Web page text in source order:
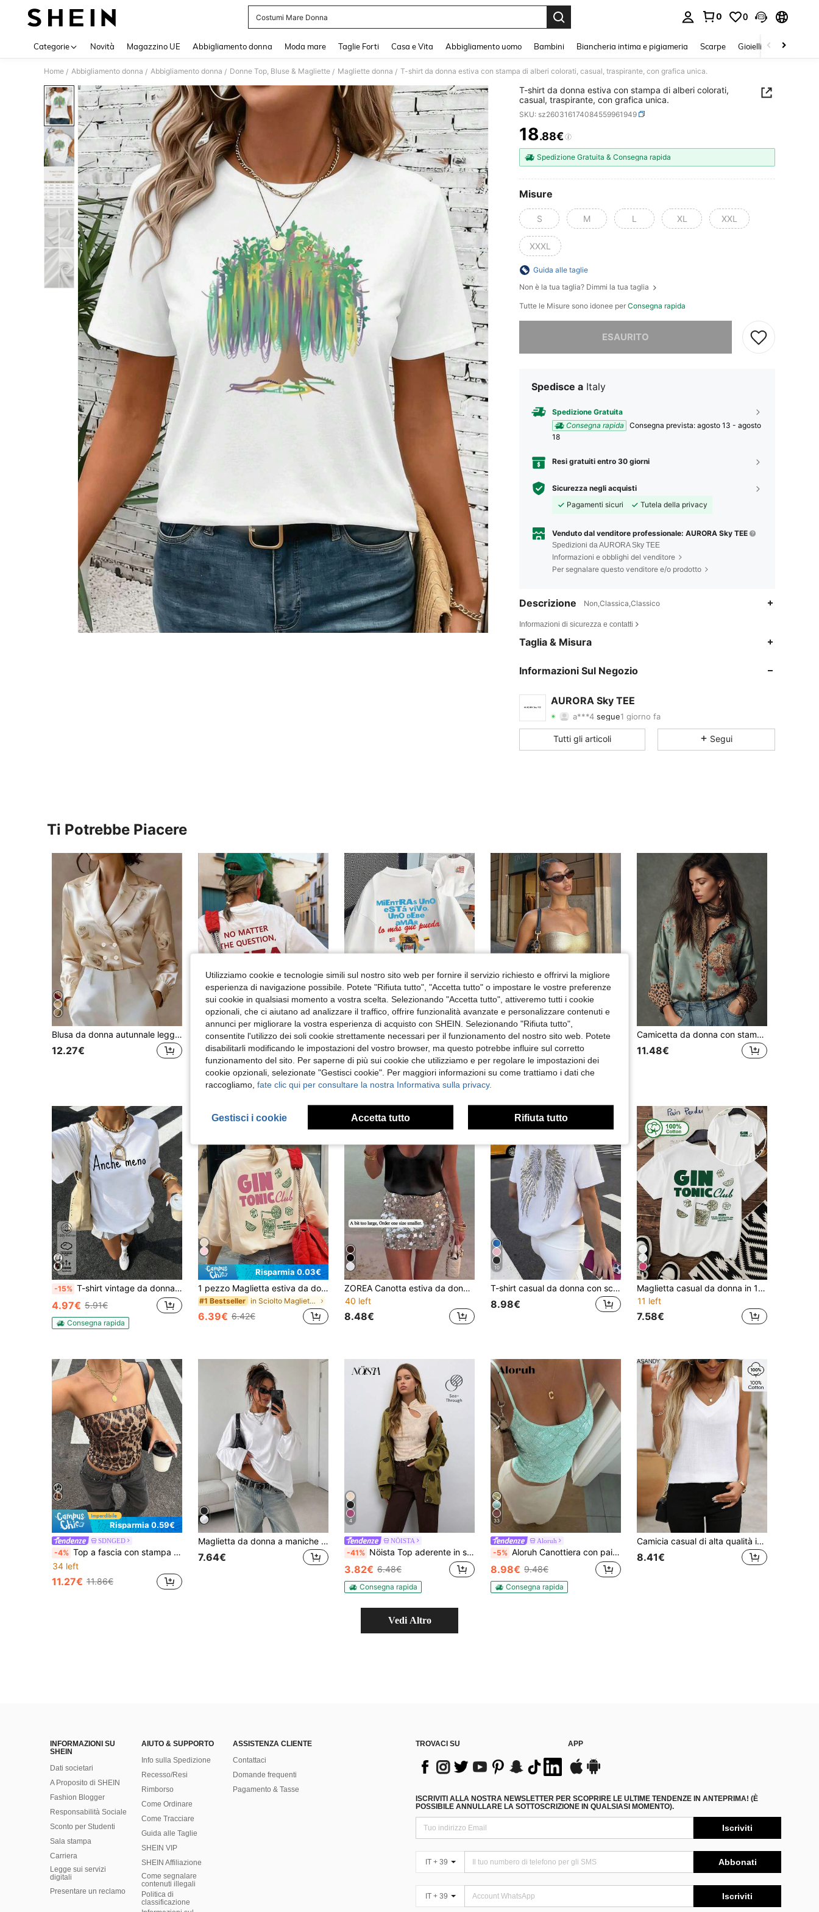
Costumi Mare Donna
0 0
Categorie Novità Magazzino UE Abbigliamento donna Moda mare Taglie Forti Casa e Vita Abbigliamento uomo Bambini Biancheria intima e pigiameria Scarpe Gioielli E Accessori
Home / Abbigliamento donna / Abbigliamento donna / Donne Top, Bluse & Magliette / Magliette donna / T-shirt da donna estiva con stampa di alberi colorati, casual, traspirante, con grafica unica.
T-shirt da donna estiva con stampa di alberi colorati,
casual, traspirante, con grafica unica.
SKU: sz260316174084559961949
PRICE AND AVAILABILITY
18.88€
Spedizione Gratuita & Consegna rapida
Misure
S M L XL XXL
XXXL
Guida alle taglie
Non è la tua taglia? Dimmi la tua taglia
Tutte le Misure sono idonee per Consegna rapida
ESAURITO
Ci dispiace, questo prodotto è esaurito
Spedisce a Italy
Spedizione Gratuita
Consegna rapida
Consegna prevista: agosto 13 - agosto
18
Resi gratuiti entro 30 giorni
Sicurezza negli acquisti
Pagamenti sicuri
Tutela della privacy
Venduto dal venditore professionale: AURORA Sky TEE
Spedizioni da AURORA Sky TEE
Informazioni e obblighi del venditore
Per segnalare questo venditore e/o prodotto
Descrizione Non,Classica,Classico
Informazioni di sicurezza e contatti
Taglia & Misura
Informazioni Sul Negozio
AURORA Sky TEE
4.86
segue
4.86 Valutazione 1.3KArticoli
Tutti gli articoli Segui
Ti Potrebbe Piacere
Blusa da donna autunnale leggera di lusso alla moda con stampa, doppiopetto, maniche lunghe e colletto blazer, per il ritorno a scuola
12.27€
Nuova maglietta estiva minimalista con stampa a lettere, casual, girocollo, maniche corte, versatile e adatta alle donne, colore bianco
#3 Bestseller
in Sciolto Magliette casual basic
(100+)
#3 Bestseller
in Sciolto Magliette casual basic
(100+)
#3 Bestseller
in Sciolto Magliette casual basic
(100+)
(100+)
7.41€ 7.48€
Consegna rapida
Risparmia 0.41€
-3% Maglietta in puro cotone da donna per estate/autunno, stampa grafica divertente di rana, vestibilità ampia casual sportiva, abbigliamento casual sportivo per vacanze e festività
10.86€ 11.27€
ROSE ONLY
7.21€
Camicetta da donna con stampa leopardata e design dei polsini, elegante e casual, adatta per l'uso quotidiano, il pendolarismo e le vacanze
11.48€
-15% T-shirt vintage da donna 100% cotone a maniche corte, su misura, nera, top traspirante
4.97€ 5.91€
Consegna rapida
Risparmia 0.03€
1 pezzo Maglietta estiva da donna ampia a maniche corte, stampa bicchiere da cocktail Gin Tonic Club, cubetti di ghiaccio, fetta di lime, adatta per vacanze, ufficio, uscite, uso quotidiano, appuntamenti, feste, raduni, abbigliamento da strada. Maglietta da vacanza. Casual
#1 Bestseller in Sciolto Magliette casual basic
6.39€ 6.42€
ZOREA Canotta estiva da donna con scollo a U, senza maniche, colore unito, stile ampio elegante comodo versatile e facile da abbinare, gilet casual minimalista nero
40 left
8.48€
10
T-shirt casual da donna con scollo tondo e maniche corte, bianca, con ricamo di ali d'angelo e paillettes, stile Y2K estivo per uscite, feste, vacanze e spiaggia
8.98€
Maglietta casual da donna in 100% cotone puro stile vacanza "Gin Tonic Club" con stampa doppia faccia, top estivi e t-shirt grafiche bianche
11 left
7.58€
Risparmia 0.59€
SDNGED
-4% Top a fascia con stampa leopardata e paillettes, adatto per uscite serali, discoteca, cocktail festa estivi, marrone
34 left
11.27€ 11.86€
Maglietta da donna a maniche lunghe con scollo tondo, vestibilità regolare ampia, versatile e casual, nuovo top taglie forti per autunno/inverno, essenziale autunnale facile da abbinare
7.64€
4
NÖISTA
-41% Nöista Top aderente in stile cinese con bottoni a rana, top da uscita, elegante camicetta casual autunnale, abbigliamento da ufficio, ritorno a scuola, stile chic
3.82€ 6.48€
Consegna rapida
33
Aloruh
-5% Aloruh Canottiera con paillettes blu mare, versatile per le vacanze
8.98€ 9.48€
Consegna rapida
Camicia casual di alta qualità in lino da donna, top senza maniche bianchi estivi
8.41€
Vedi Altro
INFORMAZIONI SU
SHEIN
Dati societari
A Proposito di SHEIN
Fashion Blogger
Responsabilità Sociale
Sconto per Studenti
Sala stampa
Carriera
Legge sui servizi
digitali
Presentare un reclamo
AIUTO & SUPPORTO
Info sulla Spedizione
Recesso/Resi
Rimborso
Come Ordinare
Come Tracciare
Guida alle Taglie
SHEIN VIP
SHEIN Affiliazione
Come segnalare
contenuti illegali
Politica di
classificazione
ASSISTENZA CLIENTE
Contattaci
Domande frequenti
Pagamento & Tasse
TROVACI SU APP
ISCRIVITI ALLA NOSTRA NEWSLETTER PER SCOPRIRE LE ULTIME TENDENZE IN ANTEPRIMA! (È
POSSIBILE ANNULLARE LA SOTTOSCRIZIONE IN QUALSIASI MOMENTO).
Iscriviti
IT + 39 Abbonati
IT + 39 Iscriviti
Utilizziamo cookie e tecnologie simili sul nostro sito web per fornire il servizio richiesto e offrirvi la migliore
esperienza di navigazione possibile. Potete "Rifiuta tutto", "Accetta tutto" o impostare le vostre preferenze
sui cookie in qualsiasi momento a vostra scelta. Selezionando "Accetta tutto", attiveremo tutti i cookie
opzionali, che ci aiutano ad analizzare il traffico, offrire funzionalità avanzate e personalizzare contenuti e
annunci per migliorare la vostra esperienza di acquisto con SHEIN. Selezionando "Rifiuta tutto",
consentite l'utilizzo dei soli cookie strettamente necessari per il funzionamento del nostro sito web. Potete
disabilitarli modificando le impostazioni del vostro browser, ma questo potrebbe influire sul corretto
funzionamento del sito. Per saperne di più sui cookie che utilizziamo e per regolare le impostazioni dei
cookie opzionali, selezionate "Gestisci cookie". Per maggiori informazioni su come trattiamo i dati che
raccogliamo, fate clic qui per consultare la nostra Informativa sulla privacy.
Gestisci i cookie Accetta tutto Rifiuta tutto